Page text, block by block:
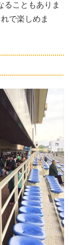
ることもありま
で楽しめま